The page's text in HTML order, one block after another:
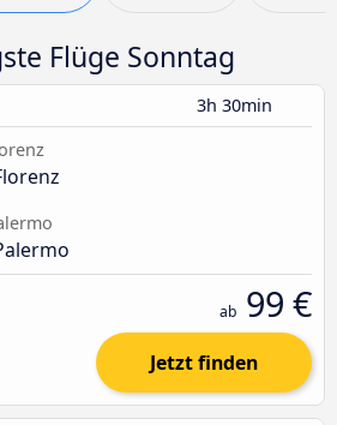
Flüge Sonntag
3h 30min
ab 99 €
Jetzt finden